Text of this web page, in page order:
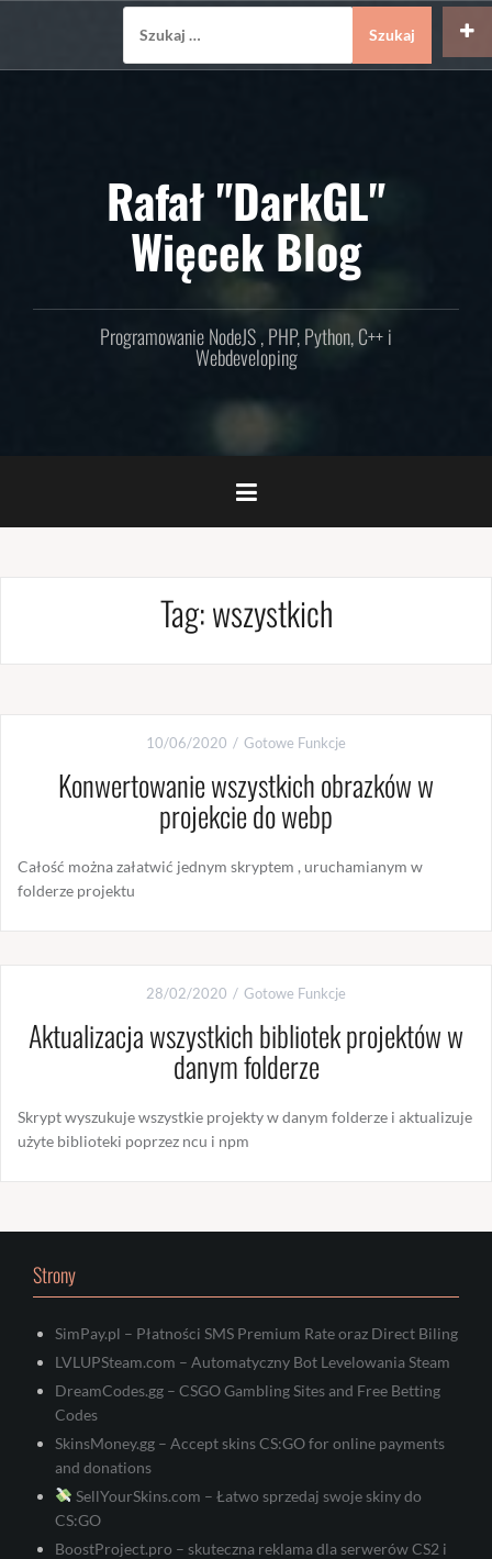
Rafał "DarkGL"
Więcek Blog
Programowanie NodeJS , PHP, Python, C++ i
Webdeveloping
Tag:wszystkich
10/06/2020 Gotowe Funkcje
Konwertowanie wszystkich obrazków w
projekcie do webp
Całość można załatwić jednym skryptem , uruchamianym w
folderze projektu
28/02/2020 Gotowe Funkcje
Aktualizacja wszystkich bibliotek projektów w
danym folderze
Skrypt wyszukuje wszystkie projekty w danym folderze i aktualizuje
użyte biblioteki poprzez ncu i npm
Strony
SimPay.pl – Płatności SMS Premium Rate oraz Direct Biling
LVLUPSteam.com – Automatyczny Bot Levelowania Steam
DreamCodes.gg – CSGO Gambling Sites and Free Betting
Codes
SkinsMoney.gg – Accept skins CS:GO for online payments
and donations
SellYourSkins.com – Łatwo sprzedaj swoje skiny do
CS:GO
BoostProject.pro – skuteczna reklama dla serwerów CS2 i